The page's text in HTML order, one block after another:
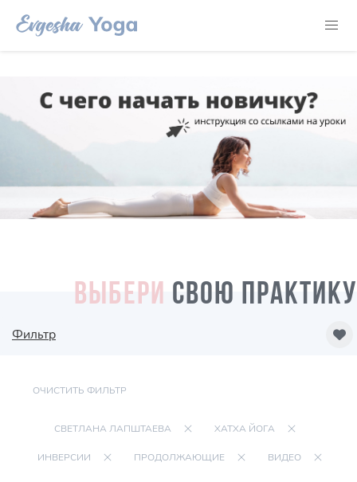
ВЫБЕРИ СВОЮ ПРАКТИКУ
Фильтр
ОЧИСТИТЬ ФИЛЬТР
СВЕТЛАНА ЛАПШТАЕВА ХАТХА ЙОГА
ИНВЕРСИИ ПРОДОЛЖАЮЩИЕ ВИДЕО